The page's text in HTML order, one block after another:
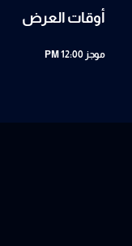
أوقات العرض
موجز 12:00 PM